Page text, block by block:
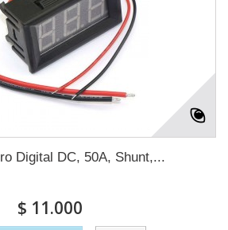
Digital DC, 50A, Shunt,...
$ 11.000